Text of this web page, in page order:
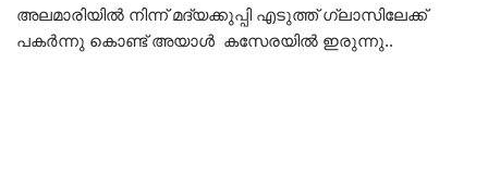
അലമാരിയിൽ നിന്ന് മദ്യക്കുപ്പി എടുത്ത് ഗ്ലാസിലേക്ക്
പകർന്നു കൊണ്ട് അയാൾ കസേരയിൽ ഇരുന്നു..